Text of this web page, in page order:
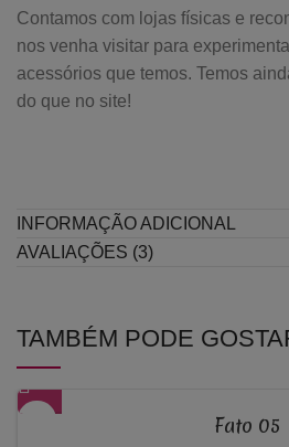
Contamos com lojas físicas e
nos venha visitar para
acessórios que temos. Temos
do que no site!
INFORMAÇÃO ADICIONAL
AVALIAÇÕES (3)
TAMBÉM PODE
Fato 05